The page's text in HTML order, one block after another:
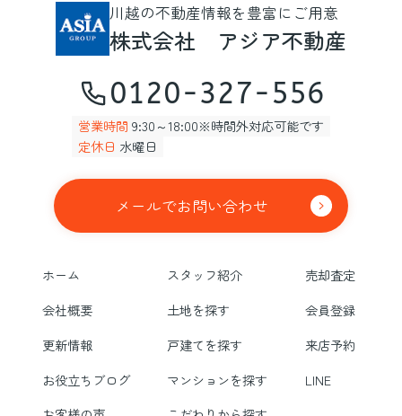
川越の不動産情報を豊富にご用意
株式会社 アジア不動産
0120-327-556
営業時間 9:30～18:00※時間外対応可能です
定休日 水曜日
メールでお問い合わせ
ホーム スタッフ紹介
売却査定
会社概要
土地を探す
会員登録
更新情報
戸建てを探す
来店予約
お役立ちブログ
マンションを探す
LINE